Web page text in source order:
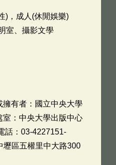
)，成人(休閒娛樂)
室、攝影文學
有者：國立中央大學
：中央大學出版中心
話：03-4227151-
壢區五權里中大路300